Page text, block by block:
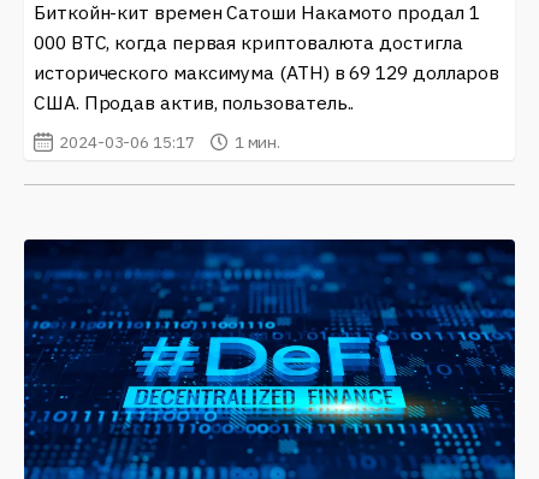
Биткойн-кит времен Сатоши Накамото продал 1
000 BTC, когда первая криптовалюта достигла
исторического максимума (ATH) в 69 129 долларов
США. Продав актив, пользователь..
2024-03-06 15:17 1 мин.